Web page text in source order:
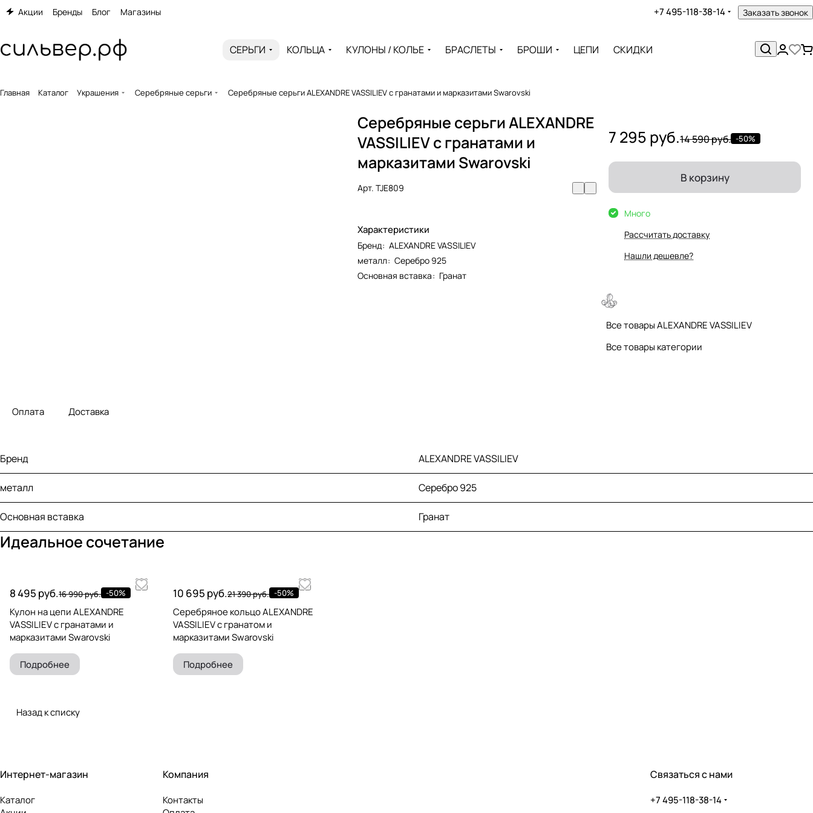
Акции Бренды Блог Магазины +7 495-118-38-14 Заказать звонок
СЕРЬГИ КОЛЬЦА КУЛОНЫ / КОЛЬЕ БРАСЛЕТЫ БРОШИ ЦЕПИ СКИДКИ
Главная Каталог Украшения Серебряные серьги Серебряные серьги ALEXANDRE VASSILIEV с гранатами и марказитами Swarovski
Серебряные серьги ALEXANDRE
VASSILIEV с гранатами и
марказитами Swarovski
Арт.TJE809
Характеристики
Бренд: ALEXANDRE VASSILIEV
металл: Серебро 925
Основная вставка: Гранат
7 295 руб.14 590 руб. -50%
В корзину
Много
Рассчитать доставку
Нашли дешевле?
Все товары ALEXANDRE VASSILIEV
Все товары категории
Оплата Доставка
Бренд ALEXANDRE VASSILIEV
металл Серебро 925
Основная вставка Гранат
Идеальное сочетание
8 495 руб.16 990 руб. -50%
Кулон на цепи ALEXANDRE
VASSILIEV с гранатами и
марказитами Swarovski
Подробнее
10 695 руб.21 390 руб. -50%
Серебряное кольцо ALEXANDRE
VASSILIEV с гранатом и
марказитами Swarovski
Подробнее
Назад к списку
Интернет-магазин
Каталог
Компания
Контакты
Связаться с нами
+7 495-118-38-14